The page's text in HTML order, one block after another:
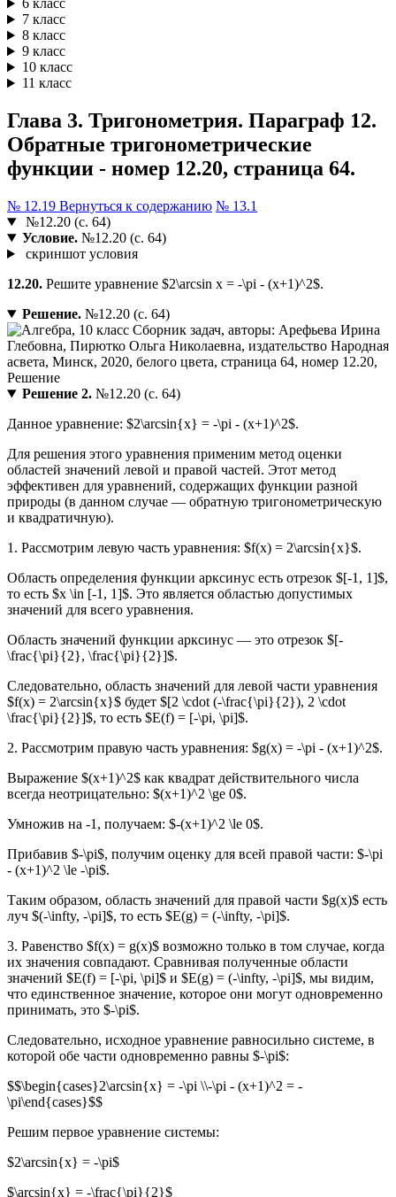
6 класс
7 класс
8 класс
9 класс
10 класс
11 класс
Глава 3. Тригонометрия. Параграф 12.
Обратные тригонометрические
функции - номер 12.20, страница 64.
№ 12.19 Вернуться к содержанию № 13.1
№12.20 (с. 64)
Условие.№12.20 (с. 64)
скриншот условия
12.20. Решите уравнение $2\arcsin x = -\pi - (x+1)^2$.
Решение.№12.20 (с. 64)
Решение 2.№12.20 (с. 64)
Данное уравнение: $2\arcsin{x} = -\pi - (x+1)^2$.
Для решения этого уравнения применим метод оценки
областей значений левой и правой частей. Этот метод
эффективен для уравнений, содержащих функции разной
природы (в данном случае — обратную тригонометрическую
и квадратичную).
1. Рассмотрим левую часть уравнения: $f(x) = 2\arcsin{x}$.
Область определения функции арксинус есть отрезок $[-1, 1]$,
то есть $x \in [-1, 1]$. Это является областью допустимых
значений для всего уравнения.
Область значений функции арксинус — это отрезок $[-
\frac{\pi}{2}, \frac{\pi}{2}]$.
Следовательно, область значений для левой части уравнения
$f(x) = 2\arcsin{x}$ будет $[2 \cdot (-\frac{\pi}{2}), 2 \cdot
\frac{\pi}{2}]$, то есть $E(f) = [-\pi, \pi]$.
2. Рассмотрим правую часть уравнения: $g(x) = -\pi - (x+1)^2$.
Выражение $(x+1)^2$ как квадрат действительного числа
всегда неотрицательно: $(x+1)^2 \ge 0$.
Умножив на -1, получаем: $-(x+1)^2 \le 0$.
Прибавив $-\pi$, получим оценку для всей правой части: $-\pi
- (x+1)^2 \le -\pi$.
Таким образом, область значений для правой части $g(x)$ есть
луч $(-\infty, -\pi]$, то есть $E(g) = (-\infty, -\pi]$.
3. Равенство $f(x) = g(x)$ возможно только в том случае, когда
их значения совпадают. Сравнивая полученные области
значений $E(f) = [-\pi, \pi]$ и $E(g) = (-\infty, -\pi]$, мы видим,
что единственное значение, которое они могут одновременно
принимать, это $-\pi$.
Следовательно, исходное уравнение равносильно системе, в
которой обе части одновременно равны $-\pi$:
$$\begin{cases}2\arcsin{x} = -\pi \\-\pi - (x+1)^2 = -
\pi\end{cases}$$
Решим первое уравнение системы:
$2\arcsin{x} = -\pi$
$\arcsin{x} = -\frac{\pi}{2}$